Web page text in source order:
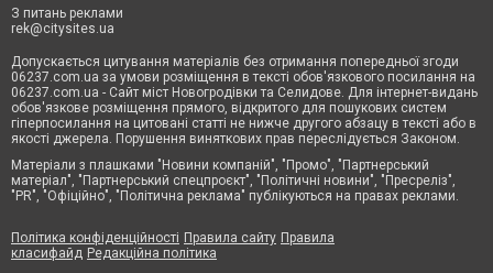
З питань реклами
rek@citysites.ua
Допускається цитування матеріалів без отримання попередньої згоди
06237.com.ua за умови розміщення в тексті обов'язкового посилання на
06237.com.ua - Сайт міст Новогродівки та Селидове. Для інтернет-видань
обов'язкове розміщення прямого, відкритого для пошукових систем
гіперпосилання на цитовані статті не нижче другого абзацу в тексті або в
якості джерела. Порушення виняткових прав переслідується Законом.
Матеріали з плашками "Новини компаній", "Промо", "Партнерський
матеріал", "Партнерський спецпроєкт", "Політичні новини", "Пресреліз",
"PR", "Офіційно", "Політична реклама" публікуються на правах реклами.
Політика конфіденційності Правила сайту Правила
класифайд Редакційна політика